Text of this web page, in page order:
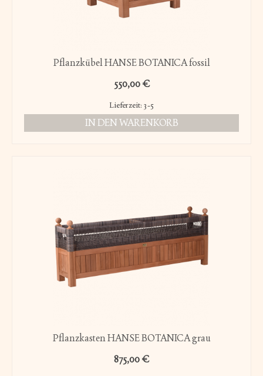
Pflanzkübel HANSE BOTANICA fossil
550,00€
Lieferzeit: 3-5
IN DEN WARENKORB
Pflanzkasten HANSE BOTANICA grau
875,00€